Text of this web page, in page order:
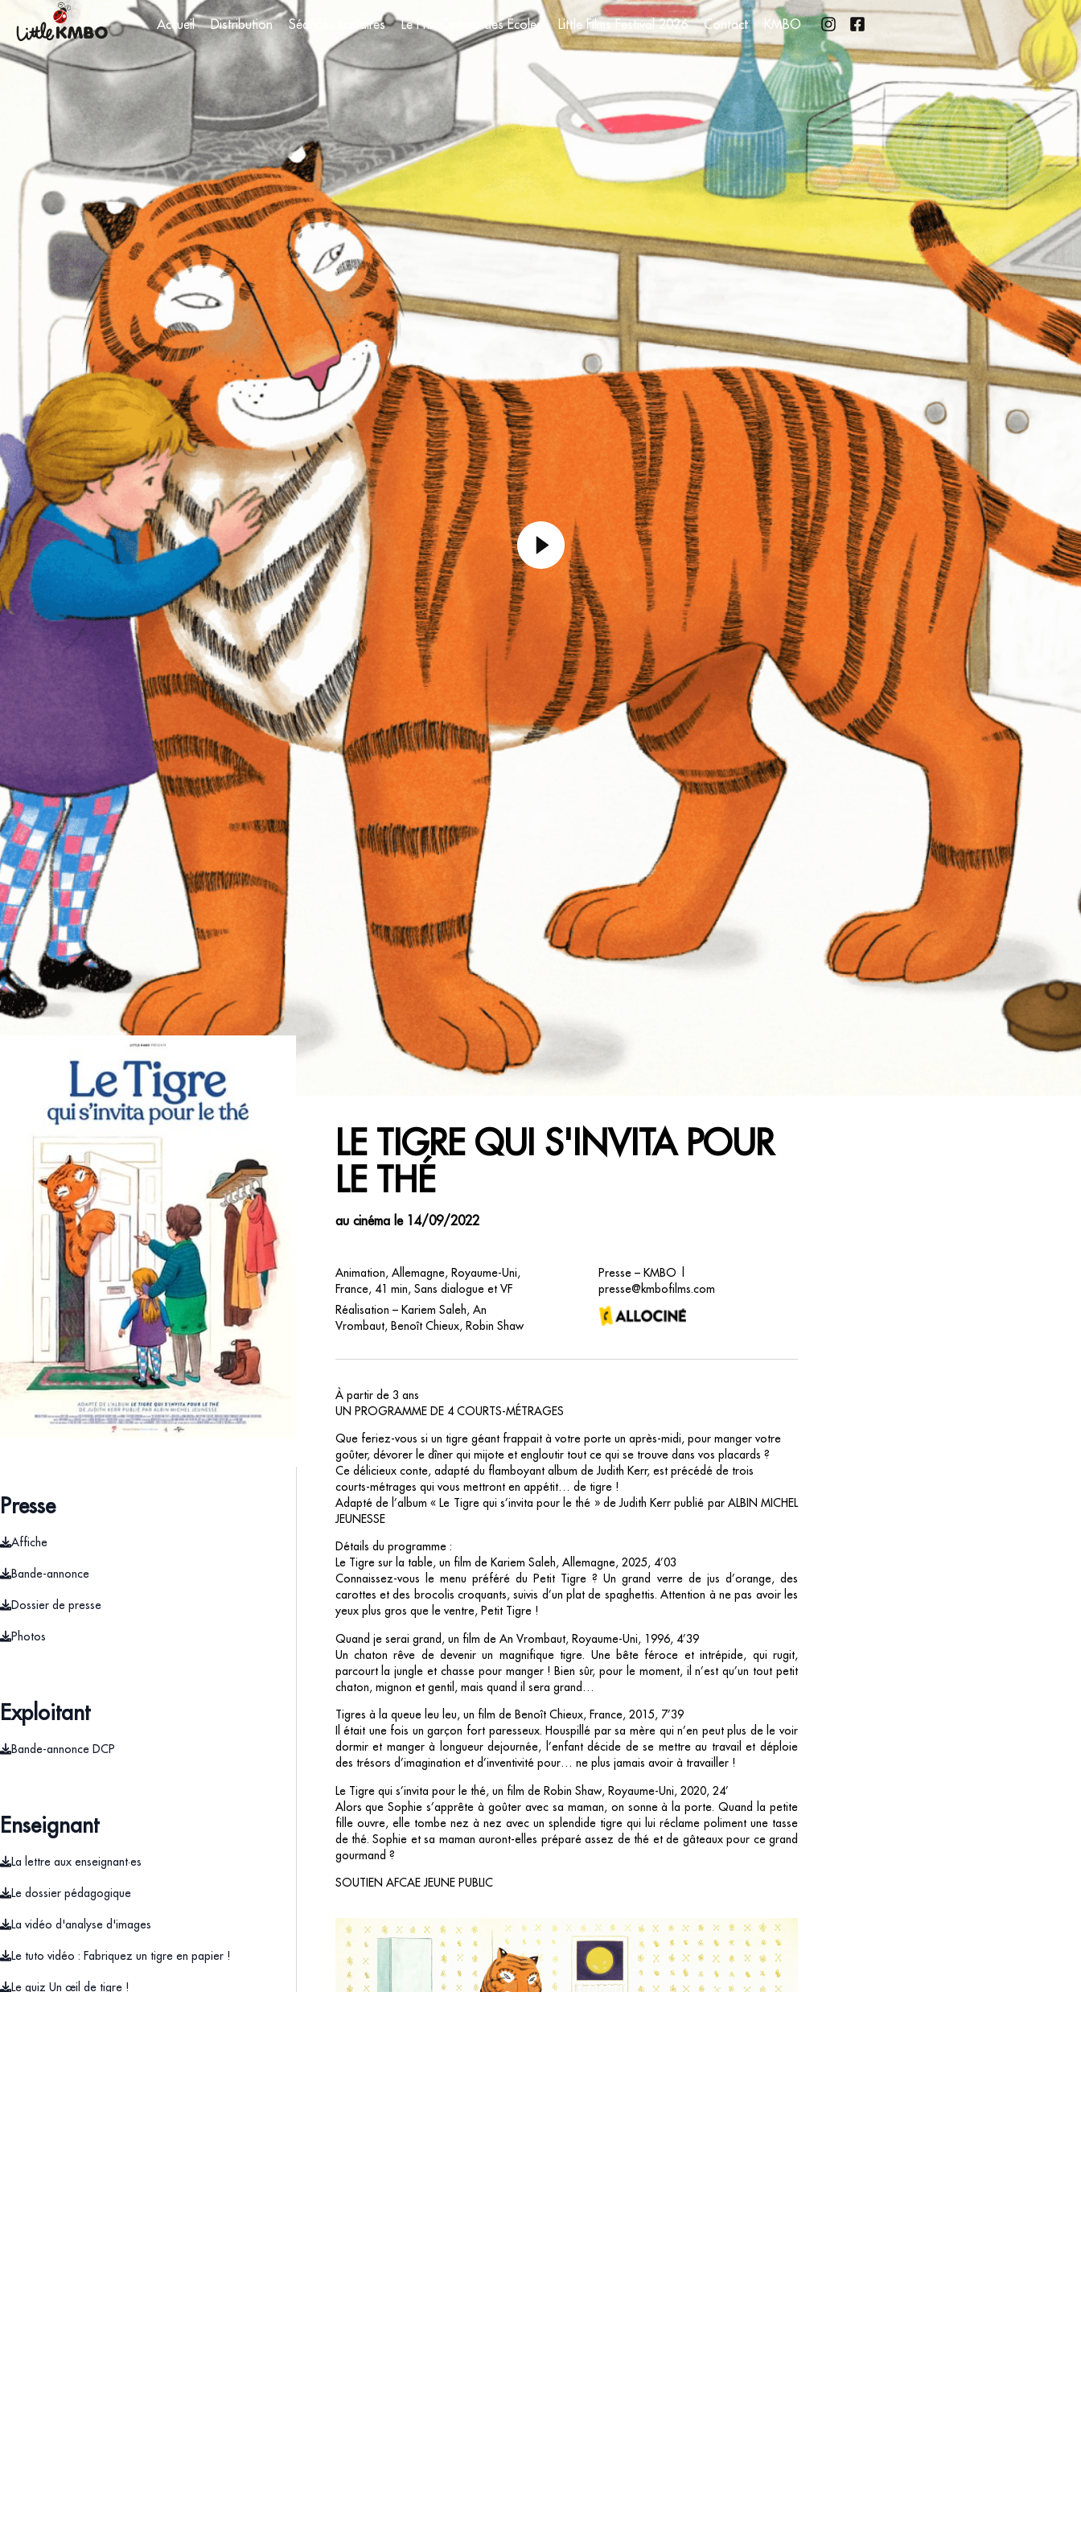
Accueil Distribution Séances scolaires Le Prix Cinéma des Écoles Little Films Festival 2026 Contact KMBO
Presse
Affiche
Bande-annonce
Dossier de presse
Photos
Exploitant
Bande-annonce DCP
Enseignant
La lettre aux enseignant·es
Le dossier pédagogique
La vidéo d'analyse d'images
Le tuto vidéo : Fabriquez un tigre en papier !
Le quiz Un œil de tigre !
LE TIGRE QUI S'INVITA POUR
LE THÉ
au cinéma le 14/09/2022
Animation, Allemagne, Royaume-Uni,
France, 41 min, Sans dialogue et VF
Réalisation – Kariem Saleh, An
Vrombaut, Benoît Chieux, Robin Shaw
Presse – KMBO |
presse@kmbofilms.com
À partir de 3 ans
UN PROGRAMME DE 4 COURTS-MÉTRAGES
Que feriez-vous si un tigre géant frappait à votre porte un après-midi, pour manger votre
goûter, dévorer le dîner qui mijote et engloutir tout ce qui se trouve dans vos placards ?
Ce délicieux conte, adapté du flamboyant album de Judith Kerr, est précédé de trois
courts-métrages qui vous mettront en appétit… de tigre !
Adapté de l’album « Le Tigre qui s’invita pour le thé » de Judith Kerr publié par ALBIN MICHEL
JEUNESSE
Détails du programme :
Le Tigre sur la table, un film de Kariem Saleh, Allemagne, 2025, 4’03
Connaissez-vous le menu préféré du Petit Tigre ? Un grand verre de jus d’orange, des
carottes et des brocolis croquants, suivis d’un plat de spaghettis. Attention à ne pas avoir les
yeux plus gros que le ventre, Petit Tigre !
Quand je serai grand, un film de An Vrombaut, Royaume-Uni, 1996, 4’39
Un chaton rêve de devenir un magnifique tigre. Une bête féroce et intrépide, qui rugit,
parcourt la jungle et chasse pour manger ! Bien sûr, pour le moment, il n’est qu’un tout petit
chaton, mignon et gentil, mais quand il sera grand…
Tigres à la queue leu leu, un film de Benoît Chieux, France, 2015, 7’39
Il était une fois un garçon fort paresseux. Houspillé par sa mère qui n’en peut plus de le voir
dormir et manger à longueur dejournée, l’enfant décide de se mettre au travail et déploie
des trésors d’imagination et d’inventivité pour… ne plus jamais avoir à travailler !
Le Tigre qui s’invita pour le thé, un film de Robin Shaw, Royaume-Uni, 2020, 24’
Alors que Sophie s’apprête à goûter avec sa maman, on sonne à la porte. Quand la petite
fille ouvre, elle tombe nez à nez avec un splendide tigre qui lui réclame poliment une tasse
de thé. Sophie et sa maman auront-elles préparé assez de thé et de gâteaux pour ce grand
gourmand ?
SOUTIEN AFCAE JEUNE PUBLIC